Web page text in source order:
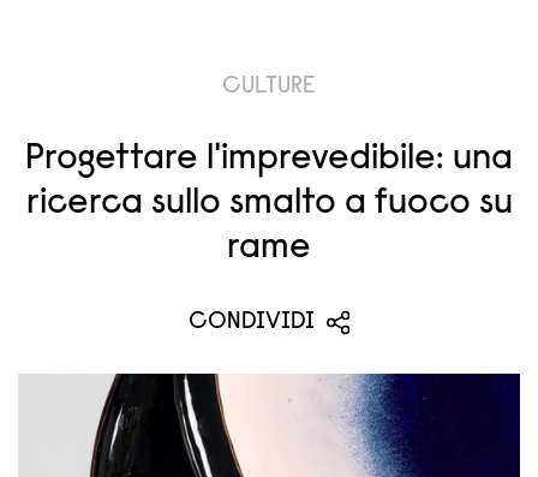
CULTURE
Progettare l'imprevedibile: una
ricerca sullo smalto a fuoco su
rame
CONDIVIDI